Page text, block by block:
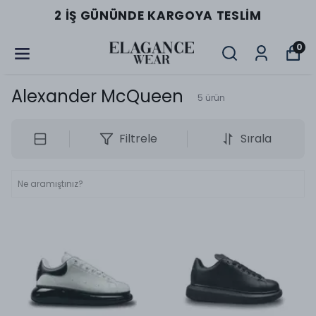
2 İŞ GÜNÜNDE KARGOYA TESLIM
0
Alexander McQueen 5 ürün
Filtrele Sırala